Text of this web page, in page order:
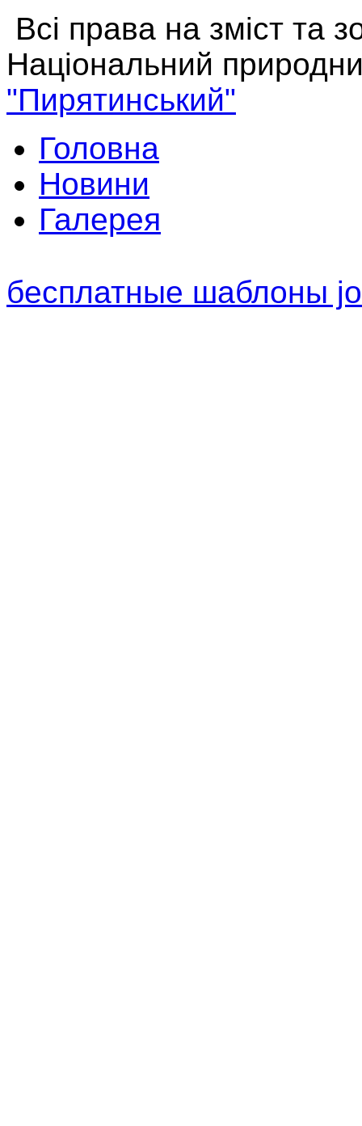
Всі права на зміст та
Національний
"Пирятинський"
Головна
Новини
Галерея
бесплатные шаблоны